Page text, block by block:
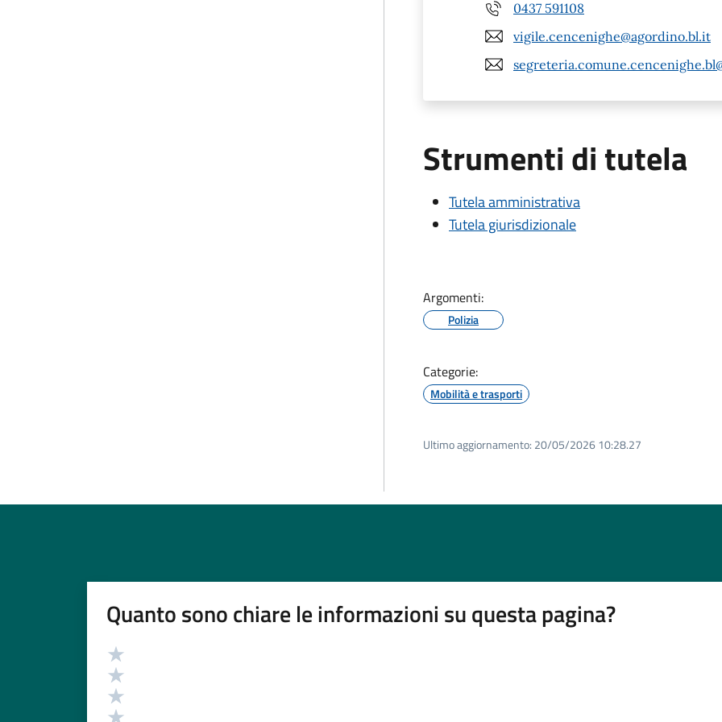
0437 591108
vigile.cencenighe@agordino.bl.it
Strumenti di tutela
Tutela amministrativa
Tutela giurisdizionale
Argomenti:
Polizia
Categorie:
Mobilità e trasporti
Ultimo aggiornamento: 20/05/2026 10:28.27
Quanto sono chiare le informazioni su questa pagina?
Valutazione